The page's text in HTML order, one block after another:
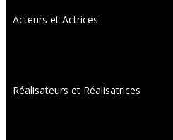
Acteurs et Actrices
Réalisateurs et Réalisatrices